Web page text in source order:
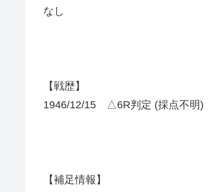
なし
【戦歴】
1946/12/15 △6R判定 (採点不明)
【補足情報】